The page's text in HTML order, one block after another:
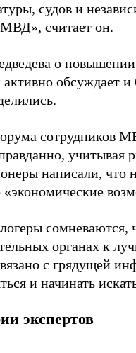
судов и
считает он.
о
обсуждает
сотрудников
учитывая
написали, что
сомневаются,
органах к
с грядущей
и начинать
экспертов